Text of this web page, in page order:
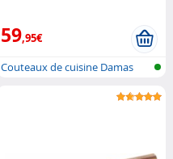
59,95€
Couteaux de cuisine Damas